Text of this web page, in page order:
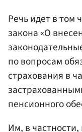
Речь идет в том
закона «О
по вопросам
страхования в
пенсионного
Им, в частности,